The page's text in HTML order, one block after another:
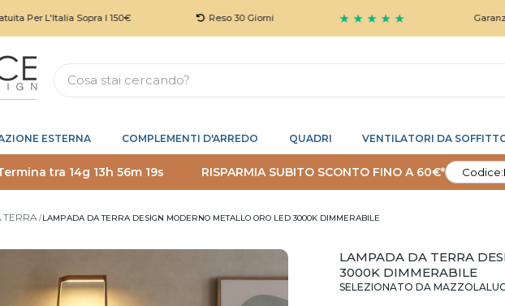
Sopra I 150€ Reso 30 Giorni ★ ★ ★ ★ ★ Garanzia 5
ESTERNA COMPLEMENTI D'ARREDO QUADRI VENTILATORI DA
tra 14g 13h 56m 18s RISPARMIA SUBITO SCONTO FINO A 60€* Codice:
TERRA LAMPADA DA TERRA DESIGN MODERNO METALLO ORO LED 3000K DIMMERABILE
LAMPADA DA TERRA
3000K DIMMERABILE
SELEZIONATO DA